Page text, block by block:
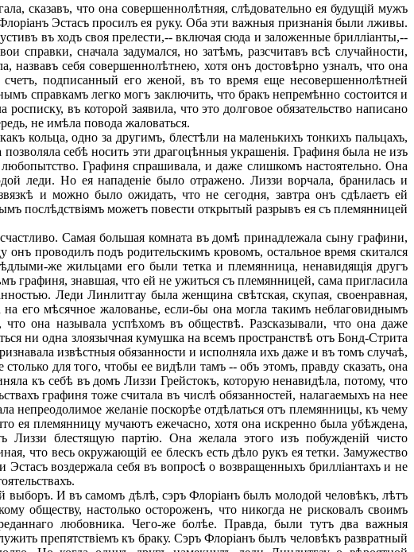
сказавъ, что она совершеннолѣтняя, слѣдовательно ея будущій мужъ
Эстасъ просилъ ея руку. Оба эти важныя признанія были лживы.
въ ходъ своя прелести,-- включая сюда и заложенные брилліанты,--
справки, сначала задумался, но затѣмъ, разсчитавъ всѣ случайности,
назвавъ себя совершеннолѣтнею, хотя онъ достовѣрно узналъ, что она
подписанный его женой, въ то время еще несовершеннолѣтней
справкамъ легко могъ заключить, что бракъ непремѣнно состоится и
въ которой заявила, что это долговое обязательство написано
не имѣла повода жаловаться.
кольца, одно за другимъ, блестѣли на маленькихъ тонкихъ пальцахъ,
себѣ носить эти драгоцѣнныя украшенія. Графиня была не изъ
Графиня спрашивала, и даже слишкомъ настоятельно. Она
леди. Но ея нападеніе было отражено. Лиззи ворчала, бранилась и
и можно было ожидать, что не сегодня, завтра онъ сдѣлаетъ ей
послѣдствіямъ можетъ повести открытый разрывъ ея съ племянницей
Самая большая комната въ домѣ принадлежала сыну графини,
проводилъ подъ родительскимъ кровомъ, остальное время скитался
же жильцами его были тетка и племянница, ненавидящія другъ
графиня, знавшая, что ей не ужиться съ племянницей, сама пригласила
Леди Линлитгау была женщина свѣтская, скупая, своенравная,
его мѣсячное жалованье, если-бы она могла такимъ неблаговиднымъ
что она называла успѣхомъ въ обществѣ. Разсказывали, что она даже
ни одна злоязычная кумушка на всемъ пространствѣ отъ Бонд-Стрита
извѣстныя обязанности и исполняла ихъ даже и въ томъ случаѣ,
для того, чтобы ее видѣли тамъ -- объ этомъ, правду сказать, она
къ себѣ въ домъ Лиззи Грейстокъ, которую ненавидѣла, потому, что
графиня тоже считала въ числѣ обязанностей, налагаемыхъ на нее
непреодолимое желаніе поскорѣе отдѣлаться отъ племянницы, къ чему
ея племянницу мучаютъ ежечасно, хотя она искренно была убѣждена,
блестящую партію. Она желала этого изъ побужденій чисто
что весь окружающій ее блескъ есть дѣло рукъ ея тетки. Замужество
воздержала себя въ вопросѣ о возвращенныхъ брилліантахъ и не
И въ самомъ дѣлѣ, сэръ Флоріанъ былъ молодой человѣкъ, лѣтъ
обществу, настолько остороженъ, что никогда не рисковалъ своимъ
любовника. Чего-же болѣе. Правда, были тутъ два важныя
препятствіемъ къ браку. Сэръ Флоріанъ былъ человѣкъ развратный